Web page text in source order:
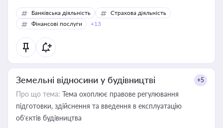
Банківська діяльність
Страхова діяльність
Фінансові послуги
+13
Земельні відносини у будівництві +5
Про що тема: Тема охоплює правове регулювання
підготовки, здійснення та введення в експлуатацію
об’єктів будівництва